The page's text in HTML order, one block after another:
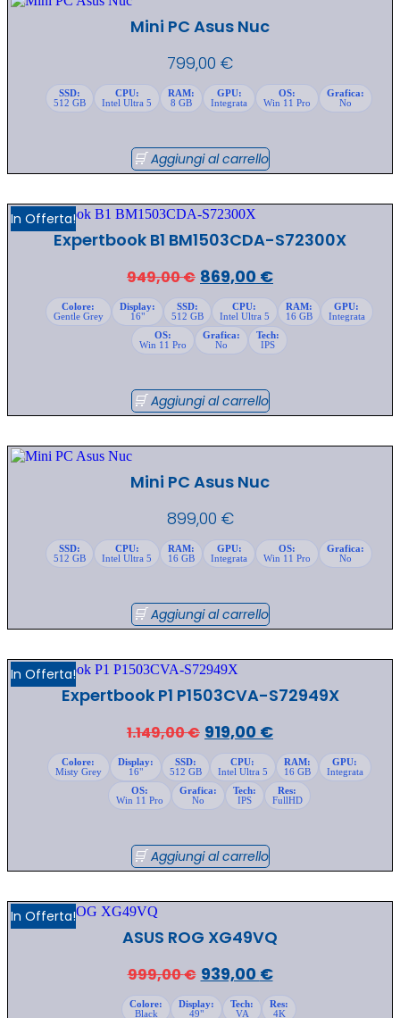
Mini PC Asus Nuc
799,00 €
SSD:
512 GB
CPU:
Intel Ultra 5
RAM:
8 GB
GPU:
Integrata
OS:
Win 11 Pro
Grafica:
No
Aggiungi al carrello
In Offerta!
Expertbook B1 BM1503CDA-S72300X
949,00€ Il
prezzo
originale
era:
869,00 €Il
prezzo
attuale
è:
Colore:
Gentle Grey
Display:
16"
SSD:
512 GB
CPU:
Intel Ultra 5
RAM:
16 GB
GPU:
Integrata
OS:
Win 11 Pro
Grafica:
No
Tech:
IPS
Aggiungi al carrello
Mini PC Asus Nuc
899,00 €
SSD:
512 GB
CPU:
Intel Ultra 5
RAM:
16 GB
GPU:
Integrata
OS:
Win 11 Pro
Grafica:
No
Aggiungi al carrello
In Offerta!
Expertbook P1 P1503CVA-S72949X
1.149,00€ Il
prezzo
originale
era:
919,00 €Il
prezzo
attuale
è:
Colore:
Misty Grey
Display:
16"
SSD:
512 GB
CPU:
Intel Ultra 5
RAM:
16 GB
GPU:
Integrata
OS:
Win 11 Pro
Grafica:
No
Tech:
IPS
Res:
FullHD
Aggiungi al carrello
In Offerta!
ASUS ROG XG49VQ
999,00€ Il
prezzo
939,00 €Il
prezzo
Colore:
Black
Display:
49"
Tech:
VA
Res:
4K